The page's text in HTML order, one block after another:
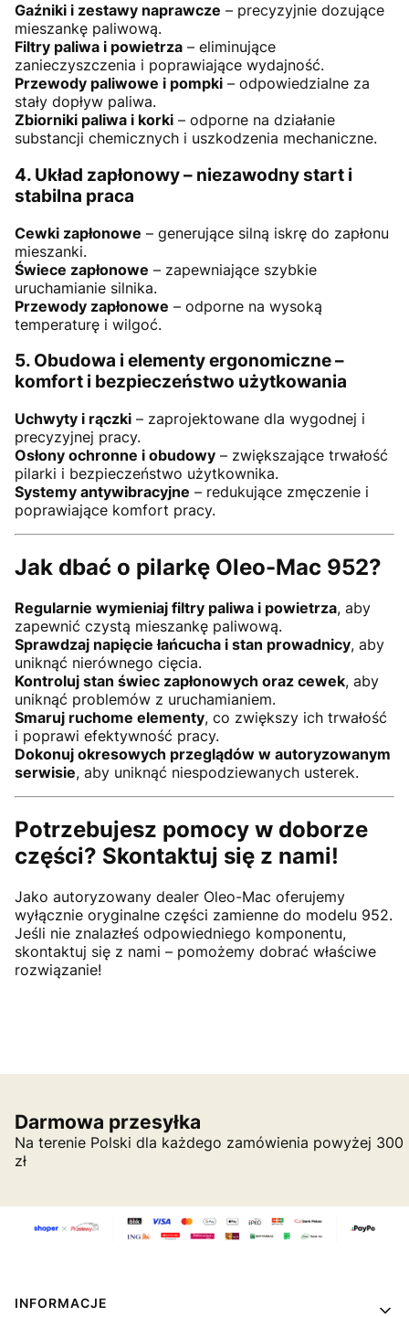
Gaźniki i zestawy naprawcze – precyzyjnie dozujące
mieszankę paliwową.
Filtry paliwa i powietrza – eliminujące
zanieczyszczenia i poprawiające wydajność.
Przewody paliwowe i pompki – odpowiedzialne za
stały dopływ paliwa.
Zbiorniki paliwa i korki – odporne na działanie
substancji chemicznych i uszkodzenia mechaniczne.
4. Układ zapłonowy – niezawodny start i
stabilna praca
Cewki zapłonowe – generujące silną iskrę do zapłonu
mieszanki.
Świece zapłonowe – zapewniające szybkie
uruchamianie silnika.
Przewody zapłonowe – odporne na wysoką
temperaturę i wilgoć.
5. Obudowa i elementy ergonomiczne –
komfort i bezpieczeństwo użytkowania
Uchwyty i rączki – zaprojektowane dla wygodnej i
precyzyjnej pracy.
Osłony ochronne i obudowy – zwiększające trwałość
pilarki i bezpieczeństwo użytkownika.
Systemy antywibracyjne – redukujące zmęczenie i
poprawiające komfort pracy.
Jak dbać o pilarkę Oleo-Mac 952?
Regularnie wymieniaj filtry paliwa i powietrza, aby
zapewnić czystą mieszankę paliwową.
Sprawdzaj napięcie łańcucha i stan prowadnicy, aby
uniknąć nierównego cięcia.
Kontroluj stan świec zapłonowych oraz cewek, aby
uniknąć problemów z uruchamianiem.
Smaruj ruchome elementy, co zwiększy ich trwałość
i poprawi efektywność pracy.
Dokonuj okresowych przeglądów w autoryzowanym
serwisie, aby uniknąć niespodziewanych usterek.
Potrzebujesz pomocy w doborze
części? Skontaktuj się z nami!
Jako autoryzowany dealer Oleo-Mac oferujemy
wyłącznie oryginalne części zamienne do modelu 952.
Jeśli nie znalazłeś odpowiedniego komponentu,
skontaktuj się z nami – pomożemy dobrać właściwe
rozwiązanie!
Darmowa przesyłka
Na terenie Polski dla każdego zamówienia powyżej 300
zł
Linki w stopce
INFORMACJE